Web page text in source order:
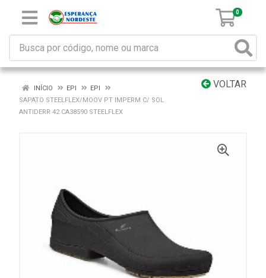
0
VOLTAR
INÍCIO EPI
EPI
SAPATO STEELFLEX/MOOV PT IMPERM C/ SOL
ANTIDERR 42 CA38590 STEELFLEX